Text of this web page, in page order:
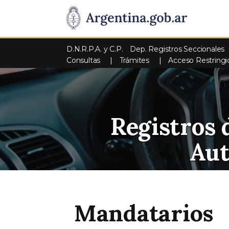
Consultas Trámites Acceso
D.N.R.P.A. y C.P. Dep. Registros Seccionales
Registros
Mandatarios